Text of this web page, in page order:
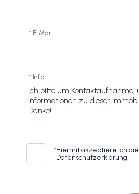
* E-Mail
* Info
*Hiermit akzeptiere ich die
Datenschutzerklärung